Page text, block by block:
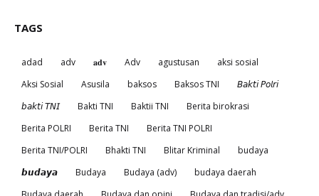
TAGS
adad adv 𝐚𝐝𝐯 Adv agustusan
aksi sosial
Aksi Sosial
Asusila baksos Baksos TNI
𝘉𝘢𝘬𝘵𝘪 𝘗𝘰𝘭𝘳𝘪
𝘣𝘢𝘬𝘵𝘪 𝘛𝘕𝘐
Bakti TNI Baktii TNI
Berita birokrasi
Berita POLRI
Berita TNI
Berita TNI POLRI
Berita TNI/POLRI
Bhakti TNI Blitar Kriminal
budaya
𝙗𝙪𝙙𝙖𝙮𝙖
Budaya Budaya (adv)
budaya daerah